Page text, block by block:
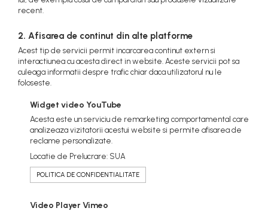
recent.
2. Afisarea de continut din alte platforme
Acest tip de servicii permit incarcarea continut extern si
interactiunea cu acesta direct in website. Aceste servicii pot sa
culeaga informatii despre trafic chiar daca utilizatorul nu le
foloseste.
Widget video YouTube
Acesta este un serviciu de remarketing comportamental care
analizeaza vizitatorii acestui website si permite afisarea de
reclame personalizate.
Locatie de Prelucrare: SUA
POLITICA DE CONFIDENTIALITATE
Video Player Vimeo